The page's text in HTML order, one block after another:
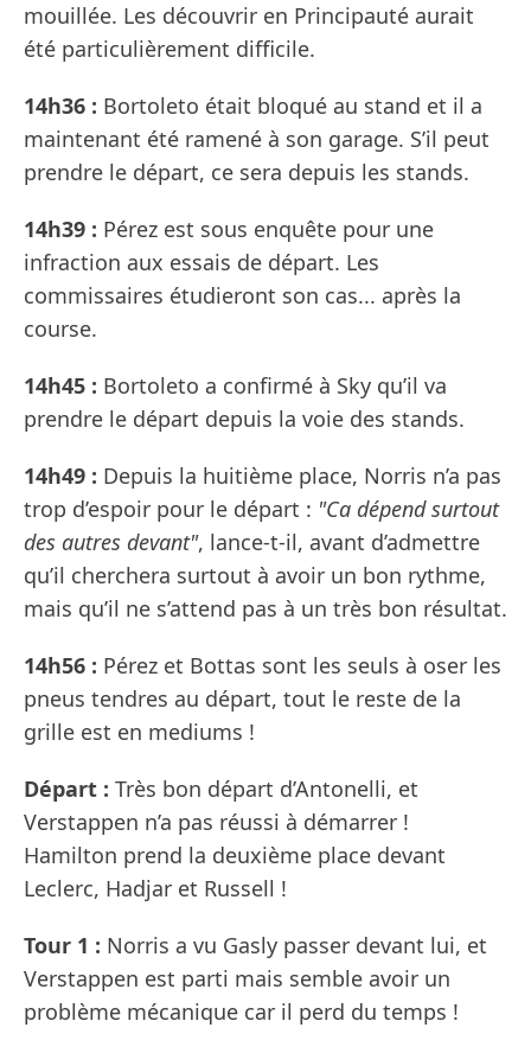
mouillée. Les découvrir en Principauté aurait
été particulièrement difficile.
14h36 : Bortoleto était bloqué au stand et il a
maintenant été ramené à son garage. S’il peut
prendre le départ, ce sera depuis les stands.
14h39 : Pérez est sous enquête pour une
infraction aux essais de départ. Les
commissaires étudieront son cas... après la
course.
14h45 : Bortoleto a confirmé à Sky qu’il va
prendre le départ depuis la voie des stands.
14h49 : Depuis la huitième place, Norris n’a pas
trop d’espoir pour le départ : "Ca dépend surtout
des autres devant", lance-t-il, avant d’admettre
qu’il cherchera surtout à avoir un bon rythme,
mais qu’il ne s’attend pas à un très bon résultat.
14h56 : Pérez et Bottas sont les seuls à oser les
pneus tendres au départ, tout le reste de la
grille est en mediums !
Départ : Très bon départ d’Antonelli, et
Verstappen n’a pas réussi à démarrer !
Hamilton prend la deuxième place devant
Leclerc, Hadjar et Russell !
Tour 1 : Norris a vu Gasly passer devant lui, et
Verstappen est parti mais semble avoir un
problème mécanique car il perd du temps !